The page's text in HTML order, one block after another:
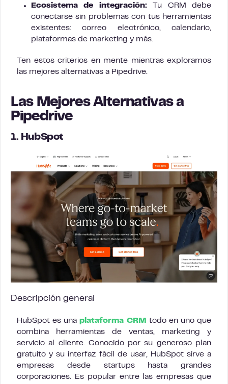
Ecosistema de integración:Tu CRM debe
conectarse sin problemas con tus herramientas
existentes: correo electrónico, calendario,
plataformas de marketing y más.
Ten estos criterios en mente mientras exploramos
las mejores alternativas a Pipedrive.
Las Mejores Alternativas a
Pipedrive
1. HubSpot
Descripción general
HubSpot es unaplataforma CRM
todo en uno que
combina herramientas de ventas, marketing y
servicio al cliente. Conocido por su generoso plan
gratuito y su interfaz fácil de usar, HubSpot sirve a
empresas desde startups hasta grandes
corporaciones. Es popular entre las empresas que